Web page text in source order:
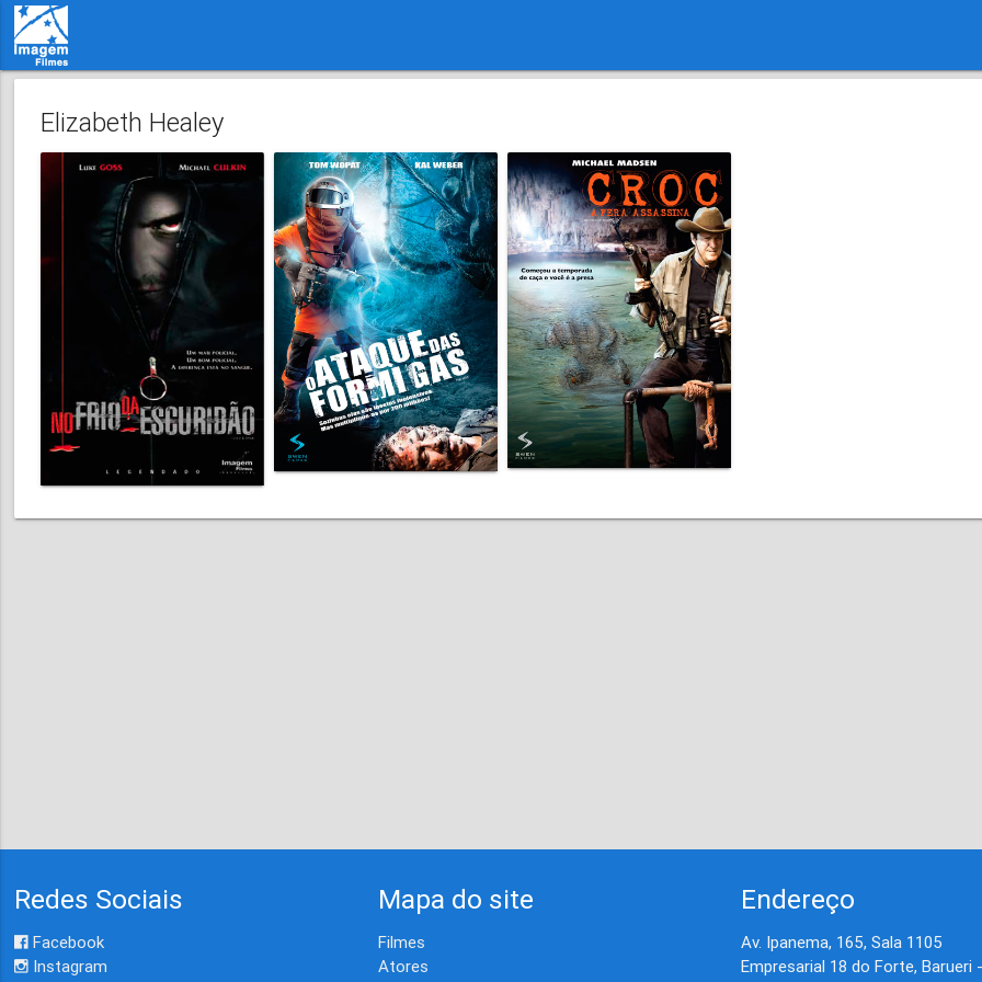
Elizabeth Healey
Redes Sociais
Facebook
Instagram
Mapa do site
Filmes
Atores
Endereço
Av. Ipanema, 165, Sala 1105
Empresarial 18 do Forte, Barueri